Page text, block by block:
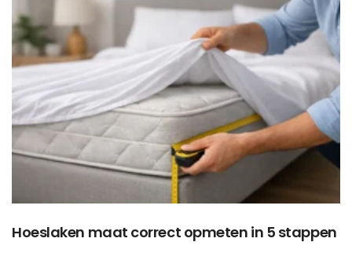
Hoeslaken maat correct opmeten in 5 stappen